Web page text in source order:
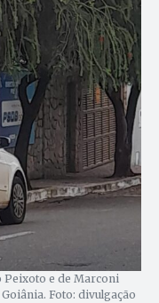
Peixoto e de Marconi
Foto: divulgação